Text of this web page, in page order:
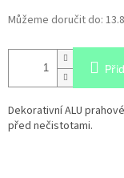
Můžeme doručit do:
Dekorativní ALU
před nečistotami.